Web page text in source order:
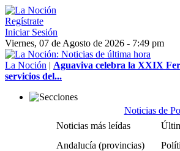
Regístrate
Iniciar Sesión
Viernes, 07 de Agosto de 2026 - 7:49 pm
La Noción | Aguaviva celebra la XXIX
servicios del...
Noticias de
Noticias más leídas
Andalucía (provincias)